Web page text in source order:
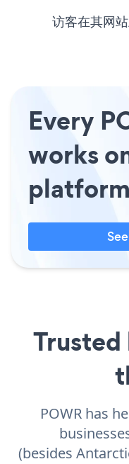
访客在其网
Every
works
POWR has
(besides